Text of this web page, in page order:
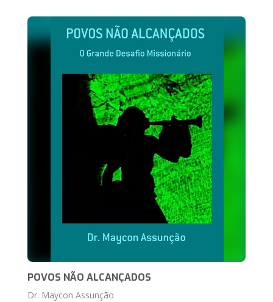
POVOS NÃO ALCANÇADOS
Dr. Maycon Assunção